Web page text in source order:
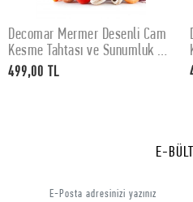
SEPETE EKLE
Decomar Mermer Desenli Cam
Kesme Tahtası ve Sunumluk 30
x 40 cm
499,00 TL
E-